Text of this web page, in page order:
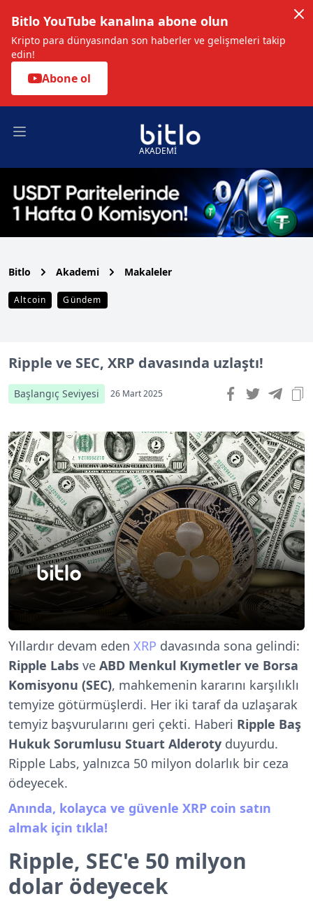
Bitlo YouTube kanalına abone olun
Kripto para dünyasından son haberler ve gelişmeleri takip
edin!
Abone ol
Open main menu
AKADEMİ
Bitlo Akademi Makaleler
Altcoin Gündem
Ripple ve SEC, XRP davasında uzlaştı!
Başlangıç Seviyesi 26 Mart 2025
Yıllardır devam eden XRP davasında sona gelindi:
Ripple Labs ve ABD Menkul Kıymetler ve Borsa
Komisyonu (SEC), mahkemenin kararını karşılıklı
temyize götürmüşlerdi. Her iki taraf da uzlaşarak
temyiz başvurularını geri çekti. Haberi Ripple Baş
Hukuk Sorumlusu Stuart Alderoty duyurdu.
Ripple Labs, yalnızca 50 milyon dolarlık bir ceza
ödeyecek.
Anında, kolayca ve güvenle XRP coin satın
almak için tıkla!
Ripple, SEC'e 50 milyon
dolar ödeyecek